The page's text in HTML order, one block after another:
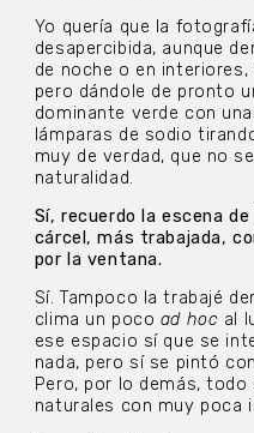
Yo quería que la
desapercibida, aunque
de noche o en
pero dándole de pronto
dominante verde con
lámparas de sodio
muy de verdad, que no
naturalidad.
Sí, recuerdo la escena
cárcel, más trabajada,
por la ventana.
Sí. Tampoco la trabajé
clima un poco ad hoc al
ese espacio sí que se
nada, pero sí se pintó
Pero, por lo demás,
naturales con muy poca